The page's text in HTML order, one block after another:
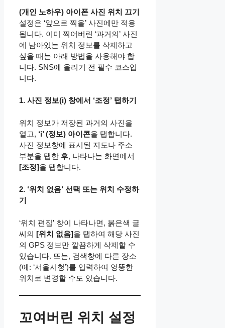
(개인 노하우) 아이폰 사진 위치 끄기
설정은 ‘앞으로 찍을’ 사진에만 적용
됩니다. 이미 찍어버린 ‘과거의’ 사진
에 남아있는 위치 정보를 삭제하고
싶을 때는 아래 방법을 사용해야 합
니다. SNS에 올리기 전 필수 코스입
니다.
1. 사진 정보(i) 창에서 ‘조정’ 탭하기
위치 정보가 저장된 과거의 사진을
열고, ‘i’ (정보) 아이콘을 탭합니다.
사진 정보창에 표시된 지도나 주소
부분을 탭한 후, 나타나는 화면에서
[조정]을 탭합니다.
2. ‘위치 없음’ 선택 또는 위치 수정하
기
‘위치 편집’ 창이 나타나면, 붉은색 글
씨의 [위치 없음]을 탭하여 해당 사진
의 GPS 정보만 깔끔하게 삭제할 수
있습니다. 또는, 검색창에 다른 장소
(예: ‘서울시청’)를 입력하여 엉뚱한
위치로 변경할 수도 있습니다.
꼬여버린 위치 설정